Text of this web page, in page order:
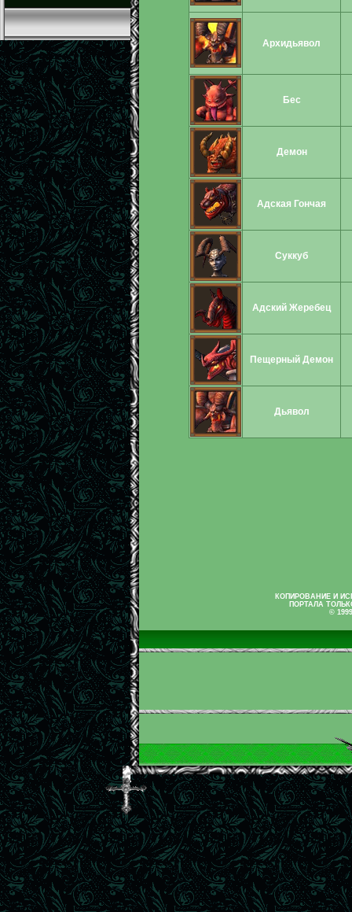
Архидьявол
Бес
Демон
Адская Гончая
Суккуб
Адский Жеребец
Пещерный Демон
Дьявол
КОПИРОВАНИЕ И
ПОРТАЛА
©